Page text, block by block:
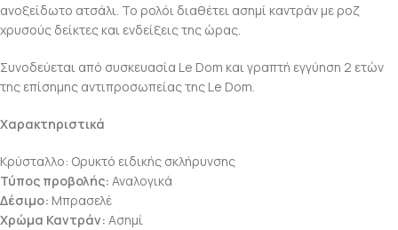
ανοξείδωτο ατσάλι. Το ρολόι διαθέτει ασημί καντράν με ροζ
χρυσούς δείκτες και ενδείξεις της ώρας.
Συνοδεύεται από συσκευασία Le Dom και γραπτή εγγύηση 2 ετών
της επίσημης αντιπροσωπείας της Le Dom.
Χαρακτηριστικά
Κρύσταλλο: Ορυκτό ειδικής σκλήρυνσης
Τύπος προβολής: Αναλογικά
Δέσιμο: Μπρασελέ
Χρώμα Καντράν: Aσημί